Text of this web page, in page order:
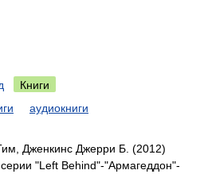
Книги
аудиокниги
Дженкинс Джерри Б. (2012)
"Left Behind"-"Армагеддон"-